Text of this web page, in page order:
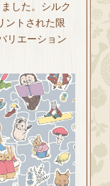
した。シルク
ントされた限
リエーション